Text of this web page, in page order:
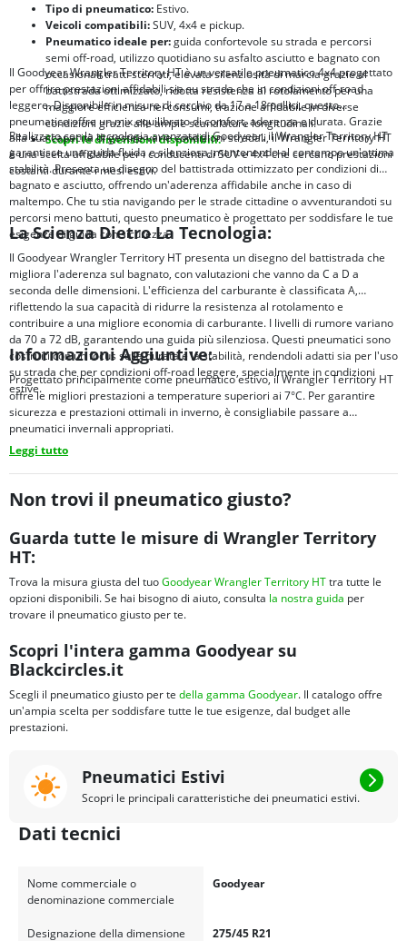
Tipo di pneumatico: Estivo.
Veicoli compatibili:SUV, 4x4 e pickup.
Pneumatico ideale per:guida confortevole su strada e percorsi
semi off-road, utilizzo quotidiano su asfalto asciutto e bagnato con
occasionali tratti sterrati, elevata silenziosità di marcia grazie al
battistrada ottimizzato, ridotta resistenza al rotolamento per una
maggiore efficienza nei consumi, trazione affidabile in diverse
condizioni grazie alle ampie scanalature longitudinali.
Scopri le dimensioni disponibili.
Il Goodyear Wrangler Territory HT è un versatile pneumatico 4x4 progettato
per offrire prestazioni affidabili sia su strada che in condizioni off-road
leggere. Disponibile in misure di cerchio da 17 a 18 pollici, questo
pneumatico offre un mix equilibrato di comfort, aderenza e durata. Grazie
alla sua capacità di gestire varie condizioni stradali, il Wrangler Territory HT
è una scelta affidabile per i conducenti di SUV e 4x4 che cercano prestazioni
costanti durante i mesi estivi.
Realizzato con la tecnologia avanzata di Goodyear, il Wrangler Territory HT
garantisce una guida fluida e silenziosa, mantenendo al contempo un'ottima
stabilità. Presenta un disegno del battistrada ottimizzato per condizioni di
bagnato e asciutto, offrendo un'aderenza affidabile anche in caso di
maltempo. Che tu stia navigando per le strade cittadine o avventurandoti su
percorsi meno battuti, questo pneumatico è progettato per soddisfare le tue
esigenze di guida con sicurezza.
La Scienza Dietro La Tecnologia:
Il Goodyear Wrangler Territory HT presenta un disegno del battistrada che
migliora l'aderenza sul bagnato, con valutazioni che vanno da C a D a
seconda delle dimensioni. L'efficienza del carburante è classificata A,
riflettendo la sua capacità di ridurre la resistenza al rotolamento e
contribuire a una migliore economia di carburante. I livelli di rumore variano
da 70 a 72 dB, garantendo una guida più silenziosa. Questi pneumatici sono
costruiti con un focus sulla durata e la stabilità, rendendoli adatti sia per l'uso
su strada che per condizioni off-road leggere, specialmente in condizioni
estive.
Informazioni Aggiuntive:
Progettato principalmente come pneumatico estivo, il Wrangler Territory HT
offre le migliori prestazioni a temperature superiori ai 7°C. Per garantire
sicurezza e prestazioni ottimali in inverno, è consigliabile passare a
pneumatici invernali appropriati.
Leggi tutto
Non trovi il pneumatico giusto?
Guarda tutte le misure di Wrangler Territory
HT:
Trova la misura giusta del tuoGoodyear Wrangler Territory HTtra tutte le
opzioni disponibili. Se hai bisogno di aiuto, consulta la nostra guida per
trovare il pneumatico giusto per te.
Scopri l'intera gamma Goodyear su
Blackcircles.it
Scegli il pneumatico giusto per te della gamma Goodyear. Il catalogo offre
un'ampia scelta per soddisfare tutte le tue esigenze, dal budget alle
prestazioni.
Pneumatici Estivi
Scopri le principali caratteristiche dei pneumatici estivi.
Dati tecnici
Nome commerciale o
denominazione commerciale
Goodyear
Designazione della dimensione 275/45 R21